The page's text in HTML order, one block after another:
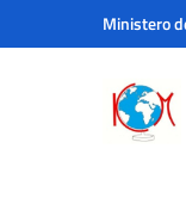
Vai ai contenuti
Vai al menu diMinistero